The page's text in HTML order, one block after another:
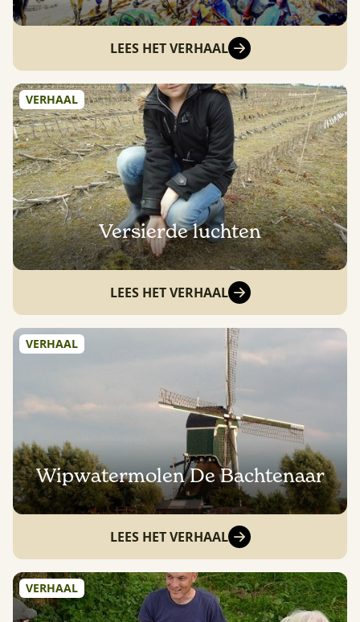
LEES HET VERHAAL
VERHAAL
Versierde luchten
LEES HET VERHAAL
VERHAAL
Wipwatermolen De Bachtenaar
LEES HET VERHAAL
VERHAAL